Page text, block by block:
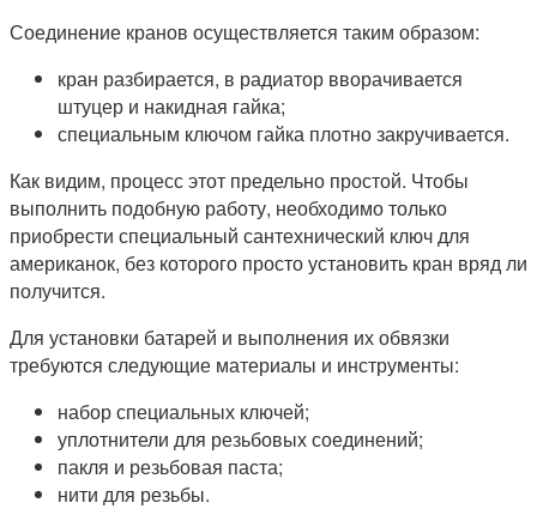
Соединение кранов осуществляется таким образом:
кран разбирается, в радиатор вворачивается
штуцер и накидная гайка;
специальным ключом гайка плотно закручивается.
Как видим, процесс этот предельно простой. Чтобы
выполнить подобную работу, необходимо только
приобрести специальный сантехнический ключ для
американок, без которого просто установить кран вряд ли
получится.
Для установки батарей и выполнения их обвязки
требуются следующие материалы и инструменты:
набор специальных ключей;
уплотнители для резьбовых соединений;
пакля и резьбовая паста;
нити для резьбы.